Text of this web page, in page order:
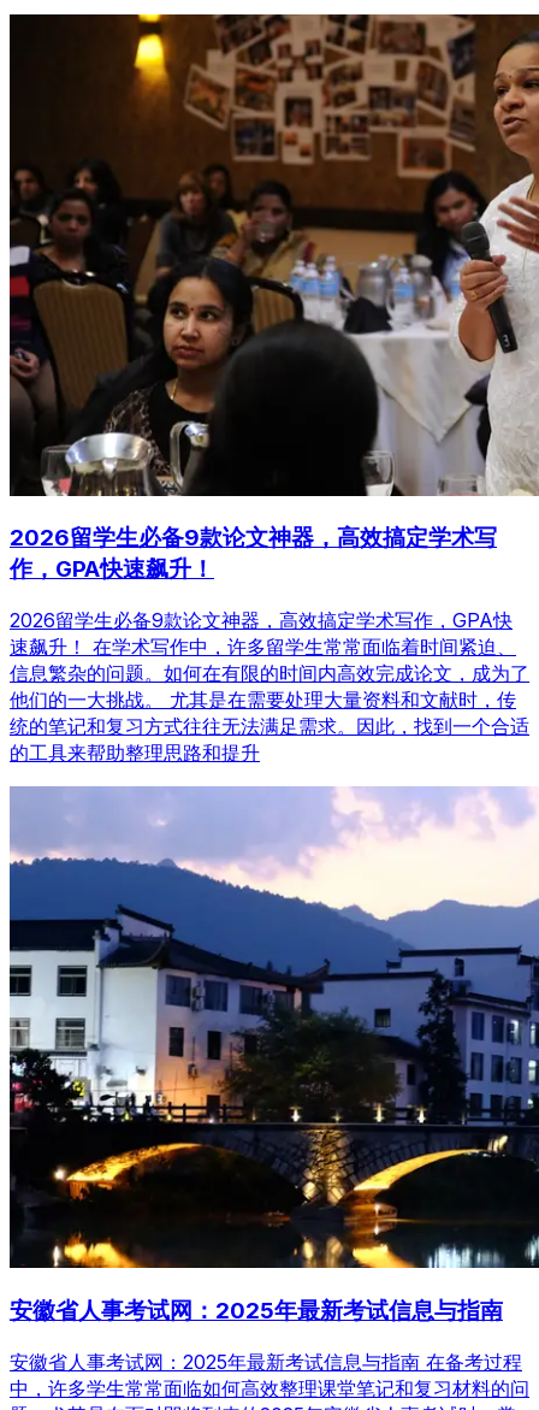
2026留学生必备9款论文神器，高效搞定学术写
作，GPA快速飙升！
2026留学生必备9款论文神器，高效搞定学术写作，GPA快
速飙升！ 在学术写作中，许多留学生常常面临着时间紧迫、
信息繁杂的问题。如何在有限的时间内高效完成论文，成为了
他们的一大挑战。 尤其是在需要处理大量资料和文献时，传
统的笔记和复习方式往往无法满足需求。因此，找到一个合适
的工具来帮助整理思路和提升
安徽省人事考试网：2025年最新考试信息与指南
安徽省人事考试网：2025年最新考试信息与指南 在备考过程
中，许多学生常常面临如何高效整理课堂笔记和复习材料的问